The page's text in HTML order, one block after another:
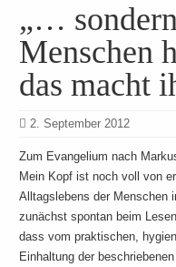
„…
Menschen
das macht
2. September 2012
Zum Evangelium nach
Mein Kopf ist noch voll von
Alltagslebens der Menschen
zunächst spontan beim
dass vom praktischen,
Einhaltung der